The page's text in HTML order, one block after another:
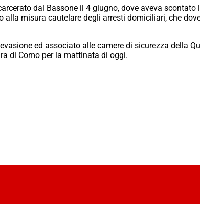
dal Bassone il 4 giugno, dove aveva
alla misura cautelare degli arresti domiciliari, che
ed associato alle camere di sicurezza della
di Como per la mattinata di oggi.